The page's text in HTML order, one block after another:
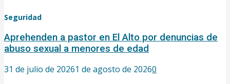
Seguridad
Aprehenden a pastor en El Alto por denuncias de
abuso sexual a menores de edad
31 de julio de 20261 de agosto de 20260